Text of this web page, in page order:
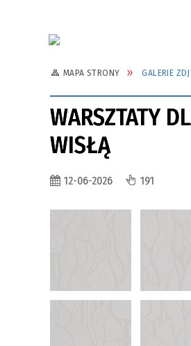
MAPA STRONY GALERIE
WARSZTATY
WISŁĄ
12-06-2026 191